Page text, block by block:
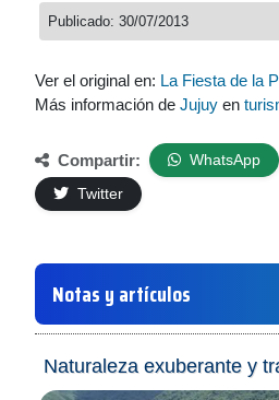
Publicado: 30/07/2013
Ver el original en: La Fiesta de la
Más información de Jujuy en
Compartir: WhatsApp
Twitter
Notas y artículos
Naturaleza exuberante y